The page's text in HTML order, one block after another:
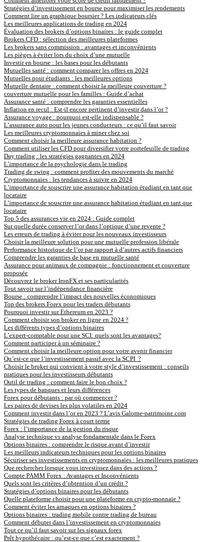
Stratégies d’investissement en bourse pour maximiser les rendements
Comment lire un graphique boursier ? Les indicateurs clés
Les meilleures applications de trading en 2024
Évaluation des brokers d’options binaires : le guide complet
Brokers CFD : sélection des meilleures plateformes
Les brokers sans commission : avantages et inconvénients
Les pièges à éviter lors du choix d’une mutuelle
Investir en bourse : les bases pour les débutants
Mutuelles santé : comment comparer les offres en 2024
Mutuelles pour étudiants : les meilleures options
Mutuelle dentaire : comment choisir la meilleure couverture ?
couverture mutuelle pour les familles : Guide d’achat
Assurance santé : comprendre les garanties essentielles
Inflation en recul : Est-il encore pertinent d’investir dans l’or ?
Assurance voyage : pourquoi est-elle indispensable ?
L’assurance auto pour les jeunes conducteurs : ce qu’il faut savoir
Les meilleures cryptomonnaies à miner chez soi
Comment choisir la meilleure assurance habitation ?
Comment utiliser les CFD pour diversifier votre portefeuille de trading
Day trading : les stratégies gagnantes en 2024
L’importance de la psychologie dans le trading
Trading de swing : comment profiter des mouvements du marché
Cryptomonnaies : les tendances à suivre en 2024
L’importance de souscrire une assurance habitation étudiant en tant que
locataire
L’importance de souscrire une assurance habitation étudiant en tant que
locataire
Top 5 des assurances vie en 2024 : Guide complet
Sur quelle durée conserver l’or dans l’optique d’une revente ?
Les erreurs de trading à éviter pour les nouveaux investisseurs
Choisir la meilleure solution pour une mutuelle profession libérale
Performance historique de l’or par rapport à d’autres actifs financiers
Comprendre les garanties de base en mutuelle santé
Assurance pour animaux de compagnie : fonctionnement et couverture
proposée
Découvrez le broker IronFX et ses particularités
Tout savoir sur l’indépendance financière
Bourse : comprendre l’impact des nouvelles économiques
Top des brokers Forex pour les traders débutants
Pourquoi investir sur Ethereum en 2023 ?
Comment choisir son broker en ligne en 2024 ?
Les différents types d’options binaires
L’expert-comptable pour une SCI: quels sont les avantages?
Comment participer à un séminaire ?
Comment choisir la meilleure option pour votre avenir financier
Qu’est-ce que l’investissement passif avec la SCPI ?
Choisir le broker qui convient à votre style d’investissement : conseils
pratiques pour les investisseurs débutants
Outil de trading : comment faire le bon choix ?
Les types de banques et leurs différences
Forex pour débutants : par où commencer ?
Les paires de devises les plus volatiles en 2024
Comment investir dans l’or en 2023 ? L’avis Galorne-patrimoine.com
Stratégies de trading Forex à court terme
Forex : l’importance de la gestion du risque
Analyse technique vs analyse fondamentale dans le Forex
Options binaires : comprendre le risque avant d’investir
Les meilleurs indicateurs techniques pour les options binaires
Sécuriser ses investissements en cryptomonnaies : les meilleures pratiques
Que rechercher lorsque vous investissez dans des actions ?
Compte PAMM Forex : Avantages et Inconvénients
Quels sont les critères d’obtention d’un crédit ?
Stratégies d’options binaires pour les débutants
Quelle plateforme choisir pour une plateforme en crypto-monnaie ?
Comment éviter les arnaques en options binaires ?
Options binaires : trading mobile contre trading de bureau
Comment débuter dans l’investissement en cryptomonnaies
Tout ce qu’il faut savoir sur les signaux forex
Prêt hypothécaire : qu’est-ce que c’est exactement ?